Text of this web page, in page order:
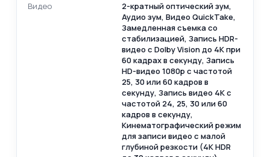
Видео
2-кратный оптический зум,
Аудио зум, Видео QuickTake,
Замедленная съемка со
стабилизацией, Запись HDR-
видео с Dolby Vision до 4K при
60 кадрах в секунду, Запись
HD-видео 1080p с частотой
25, 30 или 60 кадров в
секунду, Запись видео 4K с
частотой 24, 25, 30 или 60
кадров в секунду,
Кинематографический режим
для записи видео с малой
глубиной резкости (4K HDR